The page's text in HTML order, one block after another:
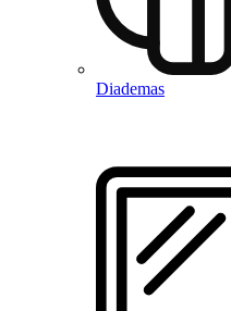
Diademas